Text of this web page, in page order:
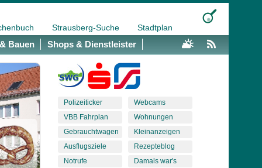
Strausberg-Suche Stadtplan
Bauen Shops & Dienstleister
Polizeiticker
VBB Fahrplan
Gebrauchtwagen
Ausflugsziele
Notrufe
Webcams
Wohnungen
Kleinanzeigen
Rezepteblog
Damals war's